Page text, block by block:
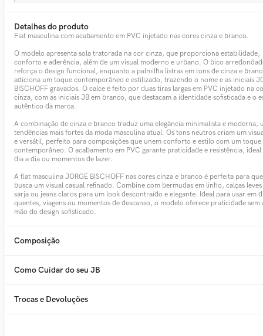
Detalhes do produto
Flat masculina com acabamento em PVC injetado nas cores cinza e branco.
O modelo apresenta sola tratorada na cor cinza, que proporciona estabilidade,
conforto e aderência, além de um visual moderno e urbano. O bico
reforça o design funcional, enquanto a palmilha listras em tons de cinza e
adiciona um toque contemporâneo e estilizado, trazendo o nome e as iniciais
BISCHOFF gravados. O calce é feito por duas tiras largas em PVC injetado na
cinza, com as iniciais JB em branco, que destacam a identidade sofisticada e o
autêntico da marca.
A combinação de cinza e branco traduz uma elegância minimalista e moderna,
tendências mais fortes da moda masculina atual. Os tons neutros criam um
e versátil, perfeito para composições que unem conforto e estilo com um toque
contemporâneo. O acabamento em PVC garante praticidade e resistência, ideal
dia a dia ou momentos de lazer.
A flat masculina JORGE BISCHOFF nas cores cinza e branco é perfeita para
busca um visual casual refinado. Combine com bermudas em linho, calças
sarja ou jeans claros para um look descontraído e elegante. Ideal para usar em
quentes, viagens ou momentos de descanso, o modelo oferece praticidade sem
mão do design sofisticado.
Composição
Como Cuidar do seu JB
Trocas e Devoluções